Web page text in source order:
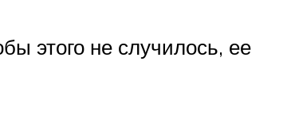
этого не случилось, ее